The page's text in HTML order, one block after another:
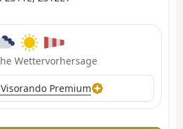
Wettervorhersage
Premium